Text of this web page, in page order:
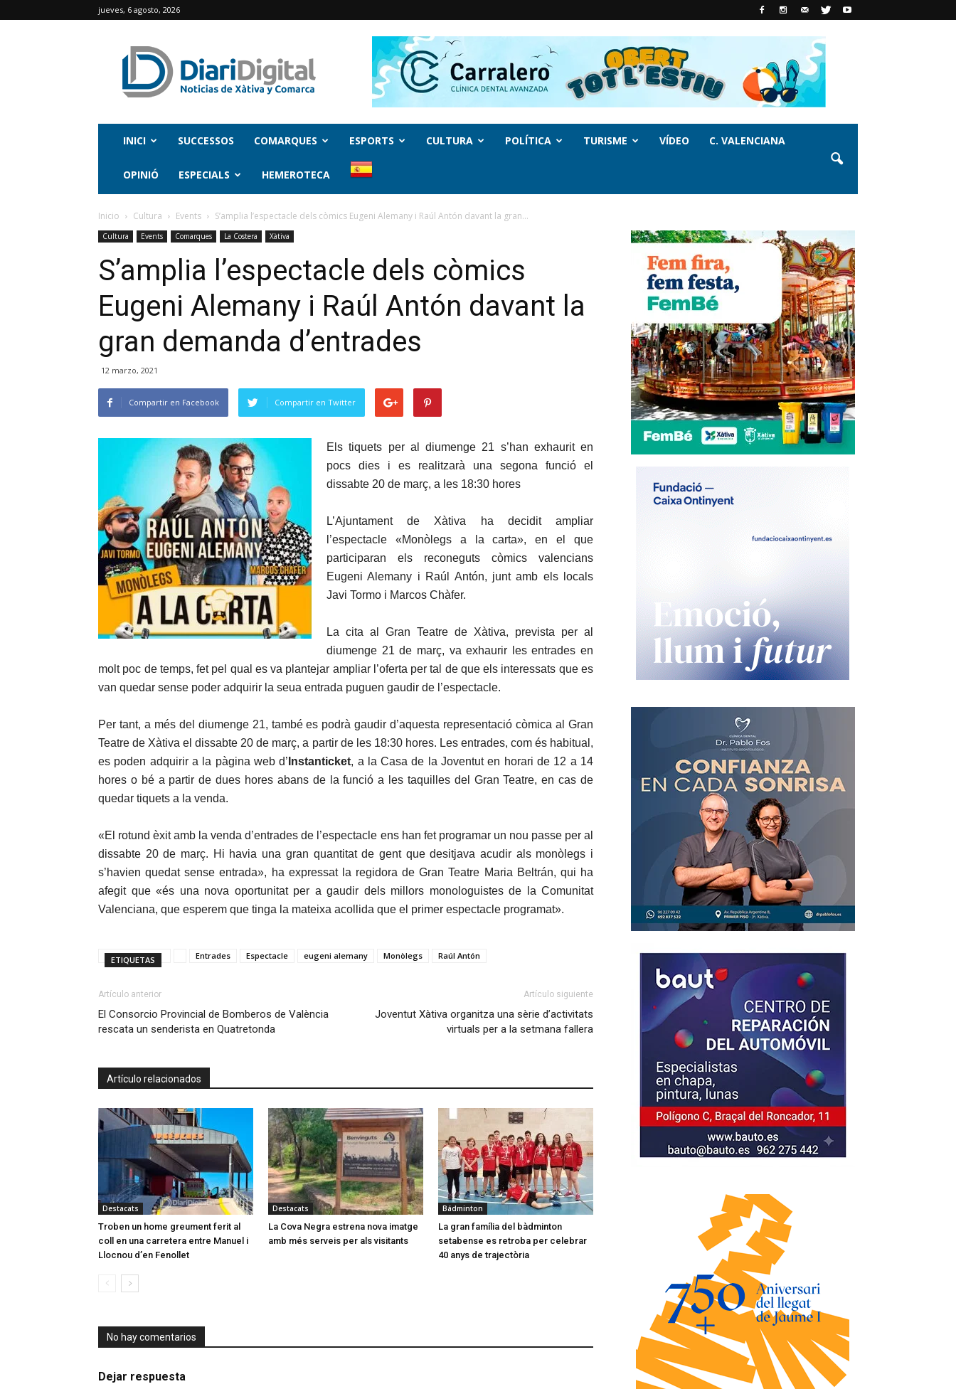
jueves, 6 agosto, 2026
INICI SUCCESSOS COMARQUES ESPORTS CULTURA POLÍTICA TURISME VÍDEO C. VALENCIANA
OPINIÓ ESPECIALS HEMEROTECA
Inicio Cultura Events S’amplia l’espectacle dels còmics Eugeni Alemany i Raúl Antón davant la gran...
Cultura Events Comarques La Costera Xàtiva
S’amplia l’espectacle dels còmics
Eugeni Alemany i Raúl Antón davant la
gran demanda d’entrades
12 marzo, 2021
Compartir en Facebook Compartir en Twitter
Els tiquets per al diumenge 21 s’han exhaurit en
pocs dies i es realitzarà una segona funció el
dissabte 20 de març, a les 18:30 hores
L’Ajuntament de Xàtiva ha decidit ampliar
l’espectacle «Monòlegs a la carta», en el que
participaran els reconeguts còmics valencians
Eugeni Alemany i Raúl Antón, junt amb els locals
Javi Tormo i Marcos Chàfer.
La cita al Gran Teatre de Xàtiva, prevista per al
diumenge 21 de març, va exhaurir les entrades en
molt poc de temps, fet pel qual es va plantejar ampliar l’oferta per tal de que els interessats que es
van quedar sense poder adquirir la seua entrada puguen gaudir de l’espectacle.
Per tant, a més del diumenge 21, també es podrà gaudir d’aquesta representació còmica al Gran
Teatre de Xàtiva el dissabte 20 de març, a partir de les 18:30 hores. Les entrades, com és habitual,
es poden adquirir a la pàgina web d’ Instanticket, a la Casa de la Joventut en horari de 12 a 14
hores o bé a partir de dues hores abans de la funció a les taquilles del Gran Teatre, en cas de
quedar tiquets a la venda.
«El rotund èxit amb la venda d’entrades de l’espectacle ens han fet programar un nou passe per al
dissabte 20 de març. Hi havia una gran quantitat de gent que desitjava acudir als monòlegs i
s’havien quedat sense entrada», ha expressat la regidora de Gran Teatre Maria Beltrán, qui ha
afegit que «és una nova oportunitat per a gaudir dels millors monologuistes de la Comunitat
Valenciana, que esperem que tinga la mateixa acollida que el primer espectacle programat».
ETIQUETAS Entrades Espectacle eugeni alemany Monòlegs Raúl Antón
Artículo anterior
El Consorcio Provincial de Bomberos de València
rescata un senderista en Quatretonda
Artículo siguiente
Joventut Xàtiva organitza una sèrie d’activitats
virtuals per a la setmana fallera
Artículo relacionados
Destacats
Troben un home greument ferit al
coll en una carretera entre Manuel i
Llocnou d’en Fenollet
Destacats
La Cova Negra estrena nova imatge
amb més serveis per als visitants
Bádminton
La gran família del bàdminton
setabense es retroba per celebrar
40 anys de trajectòria
No hay comentarios
Dejar respuesta